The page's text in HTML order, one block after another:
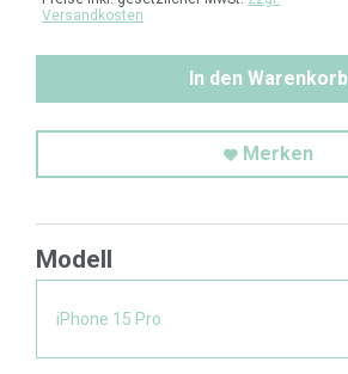
Versandkosten
In den Warenkorb
Merken
Modell
iPhone 15 Pro